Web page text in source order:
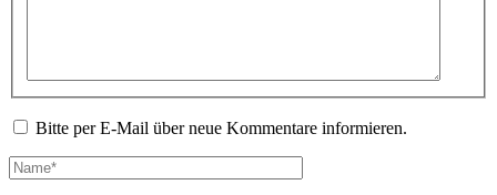
Bitte per E-Mail über neue Kommentare informieren.
Name*